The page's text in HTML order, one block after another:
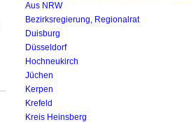
Aus NRW
Bezirksregierung, Regionalrat
Duisburg
Düsseldorf
Hochneukirch
Jüchen
Kerpen
Krefeld
Kreis Heinsberg